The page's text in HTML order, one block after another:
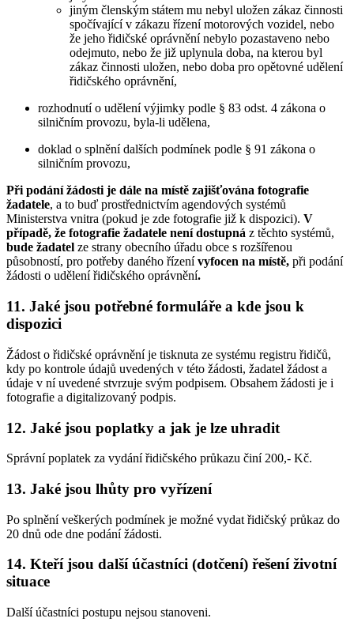
jiným členským státem mu nebyl uložen zákaz činnosti
spočívající v zákazu řízení motorových vozidel, nebo
že jeho řidičské oprávnění nebylo pozastaveno nebo
odejmuto, nebo že již uplynula doba, na kterou byl
zákaz činnosti uložen, nebo doba pro opětovné udělení
řidičského oprávnění,
rozhodnutí o udělení výjimky podle § 83 odst. 4 zákona o
silničním provozu, byla-li udělena,
doklad o splnění dalších podmínek podle § 91 zákona o
silničním provozu,
Při podání žádosti je dále na místě zajišťována fotografie
žadatele, a to buď prostřednictvím agendových systémů
Ministerstva vnitra (pokud je zde fotografie již k dispozici). V
případě, že fotografie žadatele není dostupná z těchto systémů,
bude žadatel ze strany obecního úřadu obce s rozšířenou
působností, pro potřeby daného řízenívyfocen na místě, při podání
žádosti o udělení řidičského oprávnění.
11. Jaké jsou potřebné formuláře a kde jsou k
dispozici
Žádost o řidičské oprávnění je tisknuta ze systému registru řidičů,
kdy po kontrole údajů uvedených v této žádosti, žadatel žádost a
údaje v ní uvedené stvrzuje svým podpisem. Obsahem žádosti je i
fotografie a digitalizovaný podpis.
12. Jaké jsou poplatky a jak je lze uhradit
Správní poplatek za vydání řidičského průkazu činí 200,- Kč.
13. Jaké jsou lhůty pro vyřízení
Po splnění veškerých podmínek je možné vydat řidičský průkaz do
20 dnů ode dne podání žádosti.
14. Kteří jsou další účastníci (dotčení) řešení životní
situace
Další účastníci postupu nejsou stanoveni.